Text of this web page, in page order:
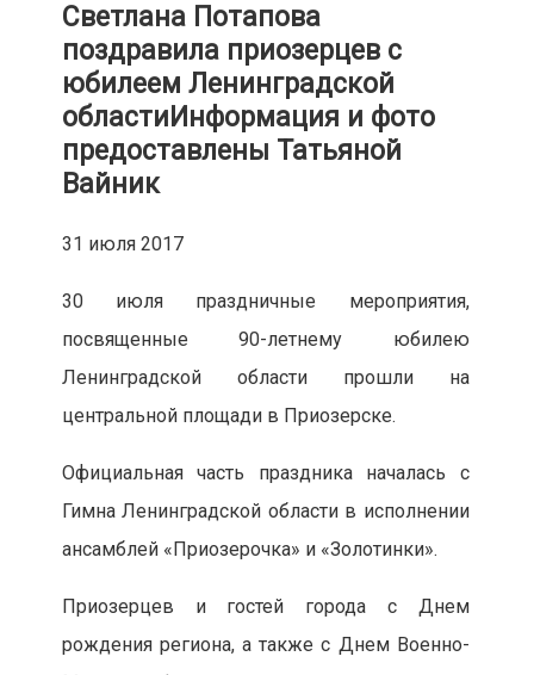
Светлана Потапова
поздравила приозерцев с
юбилеем Ленинградской
областиИнформация и фото
предоставлены Татьяной
Вайник
31 июля 2017
30 июля праздничные мероприятия,
посвященные 90-летнему юбилею
Ленинградской области прошли на
центральной площади в Приозерске.
Официальная часть праздника началась с
Гимна Ленинградской области в исполнении
ансамблей «Приозерочка» и «Золотинки».
Приозерцев и гостей города с Днем
рождения региона, а также с Днем Военно-